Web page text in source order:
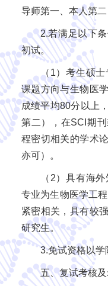
导师第一、本人第
2.若满足以下
初试。
（1）考生硕
课题方向与生物医
成绩平均80分以上
第二），在SCI期
程密切相关的学术
亦可）。
（2）具有海
专业为生物医学工
紧密相关，具有较
研究生。
3.免试资格以
五、复试考核及